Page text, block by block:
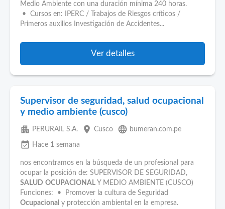
Medio Ambiente con una duración mínima 240 horas.
• Cursos en: IPERC / Trabajos de Riesgos críticos /
Primeros auxilios Investigación de Accidentes...
Ver detalles
Supervisor de seguridad, salud ocupacional
y medio ambiente (cusco)
apartment PERURAIL S.A. place Cusco language bumeran.com.pe
event_available Hace 1 semana
nos encontramos en la búsqueda de un profesional para
ocupar la posición de: SUPERVISOR DE SEGURIDAD,
SALUD OCUPACIONAL Y MEDIO AMBIENTE (CUSCO)
Funciones: • Promover la cultura de Seguridad
Ocupacional y protección ambiental en la empresa.